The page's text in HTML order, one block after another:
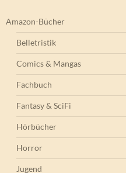
Amazon-Bücher
Belletristik
Comics & Mangas
Fachbuch
Fantasy & SciFi
Hörbücher
Horror
Jugend